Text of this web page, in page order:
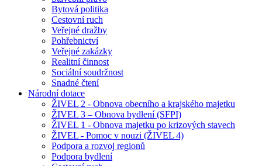
Bytová politika
Cestovní ruch
Veřejné dražby
Pohřebnictví
Veřejné zakázky
Realitní činnost
Sociální soudržnost
Snadné čtení
Národní dotace
ŽIVEL 2 - Obnova obecního a krajského majetku
ŽIVEL 3 – Obnova bydlení (SFPI)
ŽIVEL 1 - Obnova majetku po krizových stavech
ŽIVEL - Pomoc v nouzi (ŽIVEL 4)
Podpora a rozvoj regionů
Podpora bydlení